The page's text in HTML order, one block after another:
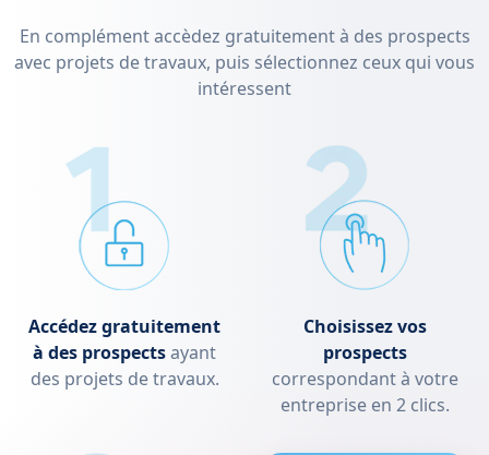
En complément accèdez gratuitement à des prospects
avec projets de travaux, puis sélectionnez ceux qui vous
intéressent
Accédez gratuitement
à des prospectsayant
des projets de travaux.
Choisissez vos
prospects
correspondant à votre
entreprise en 2 clics.